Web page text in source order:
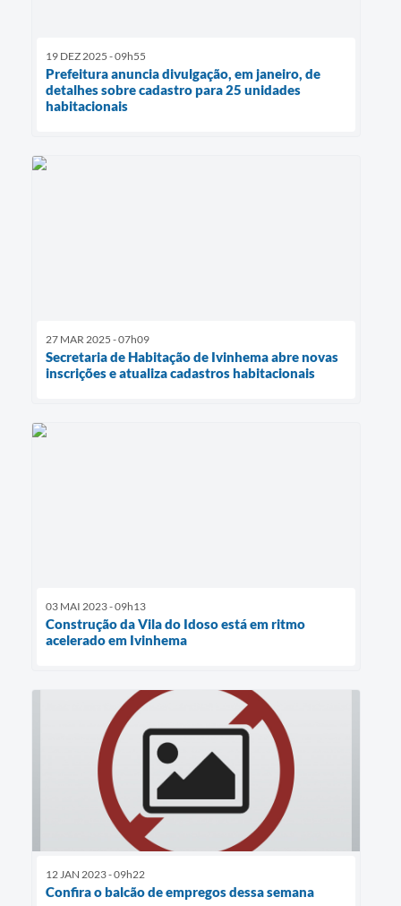
19 DEZ 2025 - 09h55
Prefeitura anuncia divulgação, em janeiro, de
detalhes sobre cadastro para 25 unidades
habitacionais
27 MAR 2025 - 07h09
Secretaria de Habitação de Ivinhema abre novas
inscrições e atualiza cadastros habitacionais
03 MAI 2023 - 09h13
Construção da Vila do Idoso está em ritmo
acelerado em Ivinhema
12 JAN 2023 - 09h22
Confira o balcão de empregos dessa semana